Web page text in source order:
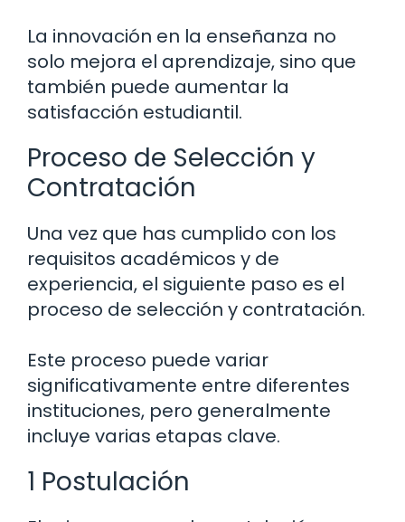
La innovación en la enseñanza no
solo mejora el aprendizaje, sino que
también puede aumentar la
satisfacción estudiantil.
Proceso de Selección y
Contratación
Una vez que has cumplido con los
requisitos académicos y de
experiencia, el siguiente paso es el
proceso de selección y contratación.
Este proceso puede variar
significativamente entre diferentes
instituciones, pero generalmente
incluye varias etapas clave.
1 Postulación